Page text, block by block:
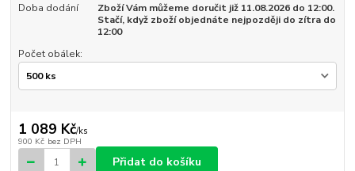
Doba dodání
Zboží Vám můžeme doručit již 11.08.2026 do 12:00.
Stačí, když zboží objednáte nejpozději do zítra do
12:00
Počet obálek:
1 089 Kč/ks
900 Kč bez DPH
Přidat do košíku